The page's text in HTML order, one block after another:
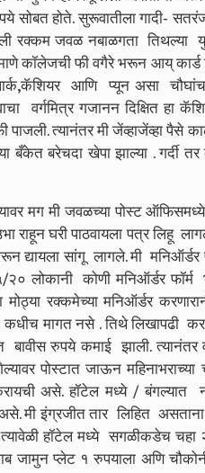
होते. सुरूवातीला गादी-
रक्कम जवळ नबाळगता तिथल्या
कॉलेजची फी वगैरे भरून आय्
आणि प्यून असा चौघांचा
वर्गमित्र गजानन दिक्षित हा
त्यानंतर मी जेंव्हाजेंव्हा पैसे
बँकेत बरेचदा खेपा झाल्या . गर्दी
जवळच्या पोस्ट ऑफिसमध्ये
घरी पाठवायला पत्र लिहू
द्यायला सांगू लागले. मी
लोकानी कोणी मनिऑर्डर फॉर्म
रक्कमेच्या मनिऑर्डर
कधीच मागत नसे . तिथे लिखापढी
बावीस रुपये कमाई झाली.
पोस्टात जाऊन महिनाभराच्या
असे. हॉटेल मध्ये /
मी इंग्रजीत तार लिहित
हॉटेल मध्ये सगळीकडेच चहा
जामुन प्लेट १ रुपयाला अणि